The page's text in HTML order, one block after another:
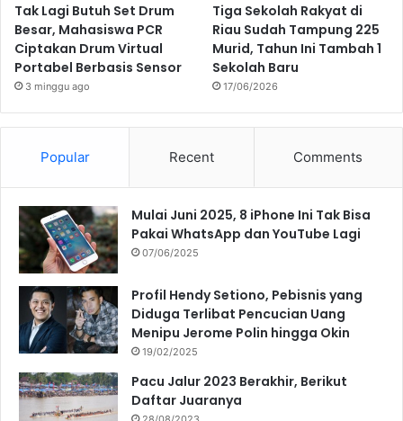
Tak Lagi Butuh Set Drum
Besar, Mahasiswa PCR
Ciptakan Drum Virtual
Portabel Berbasis Sensor
3 minggu ago
Tiga Sekolah Rakyat di
Riau Sudah Tampung 225
Murid, Tahun Ini Tambah 1
Sekolah Baru
17/06/2026
Popular Recent Comments
Mulai Juni 2025, 8 iPhone Ini Tak Bisa
Pakai WhatsApp dan YouTube Lagi
07/06/2025
Profil Hendy Setiono, Pebisnis yang
Diduga Terlibat Pencucian Uang
Menipu Jerome Polin hingga Okin
19/02/2025
Pacu Jalur 2023 Berakhir, Berikut
Daftar Juaranya